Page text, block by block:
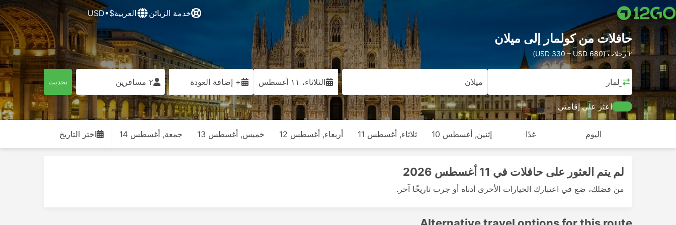
خدمة الزبائن العربية$•USD
حافلات من كولمار إلى ميلان
٢ رحلات (USD 330 – USD 680)
كولمار ميلان الثلاثاء، ١١ أغسطس + إضافة العودة ٢ مسافرين تحديث
اعثر على إقامتي
اليوم غدًا إثنين, أغسطس 10 ثلاثاء, أغسطس 11 أربعاء, أغسطس 12 خميس, أغسطس 13 جمعة, أغسطس 14 اختر التاريخ
لم يتم العثور على حافلات في 11 أغسطس 2026
من فضلك، ضع في اعتبارك الخيارات الأخرى أدناه أو جرب تاريخًا آخر.